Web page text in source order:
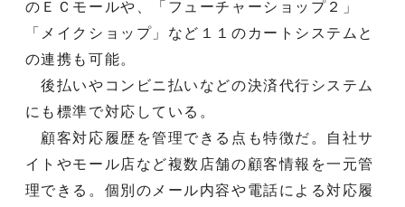
のＥＣモールや、「フューチャーショップ２」
「メイクショップ」など１１のカートシステムと
の連携も可能。
後払いやコンビニ払いなどの決済代行システム
にも標準で対応している。
顧客対応履歴を管理できる点も特徴だ。自社サ
イトやモール店など複数店舗の顧客情報を一元管
理できる。個別のメール内容や電話による対応履